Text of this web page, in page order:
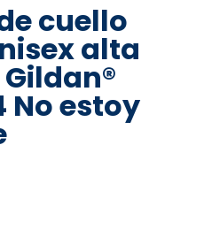
cuello
alta
No estoy